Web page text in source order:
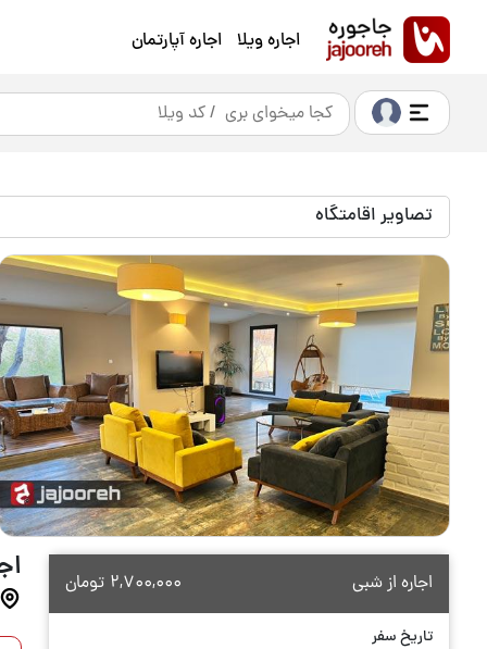
اجاره ویلا اجاره آپارتمان
تصاویر اقامتگاه
اجاره از شبی تومان 2,700,000
تاریخ سفر